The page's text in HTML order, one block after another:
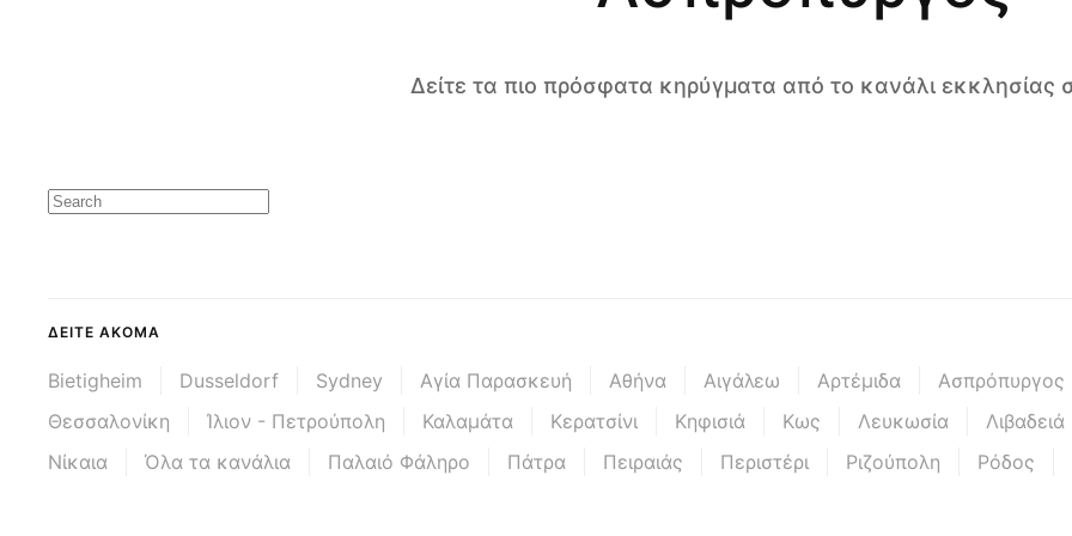
Δείτε τα πιο πρόσφατα κηρύγματα από το κανάλι εκκλησίας
ΔΕΊΤΕ ΑΚΌΜΑ
Bietigheim Dusseldorf Sydney Αγία Παρασκευή Αθήνα Αιγάλεω Αρτέμιδα
Ασπρόπυργος
Θεσσαλονίκη
Ίλιον - Πετρούπολη Καλαμάτα Κερατσίνι Κηφισιά Κως Λευκωσία
Λιβαδειά
Νίκαια
Όλα τα κανάλια Παλαιό Φάληρο Πάτρα Πειραιάς Περιστέρι Ριζούπολη Ρόδος